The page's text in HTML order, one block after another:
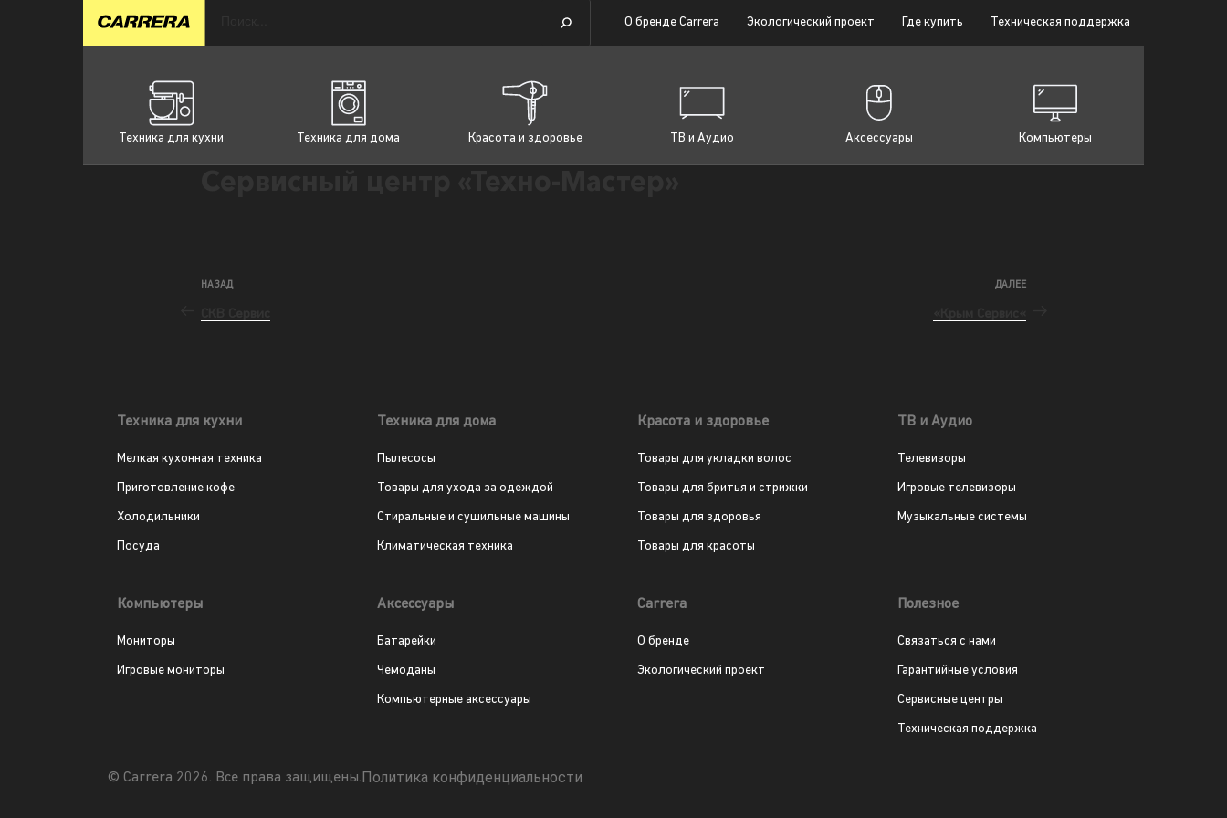
О бренде Carrera Экологический проект Где купить Техническая поддержка
Техника для кухни Техника для дома Красота и здоровье ТВ и Аудио Аксессуары Компьютеры
НАЗАД ДАЛЕЕ
Техника для кухни
Мелкая кухонная техника
Приготовление кофе
Холодильники
Посуда
Техника для дома
Пылесосы
Товары для ухода за одеждой
Стиральные и сушильные машины
Климатическая техника
Красота и здоровье
Товары для укладки волос
Товары для бритья и стрижки
Товары для здоровья
Товары для красоты
ТВ и Аудио
Телевизоры
Игровые телевизоры
Музыкальные системы
Компьютеры
Мониторы
Игровые мониторы
Аксессуары
Батарейки
Чемоданы
Компьютерные аксессуары
Carrera
О бренде
Экологический проект
Полезное
Связаться с нами
Гарантийные условия
Сервисные центры
Техническая поддержка
© Carrera 2026. Все права защищены.Политика конфиденциальности